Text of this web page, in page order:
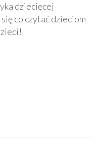
dziecięcej
co czytać dzieciom